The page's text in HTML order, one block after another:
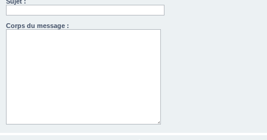
Corps du message :